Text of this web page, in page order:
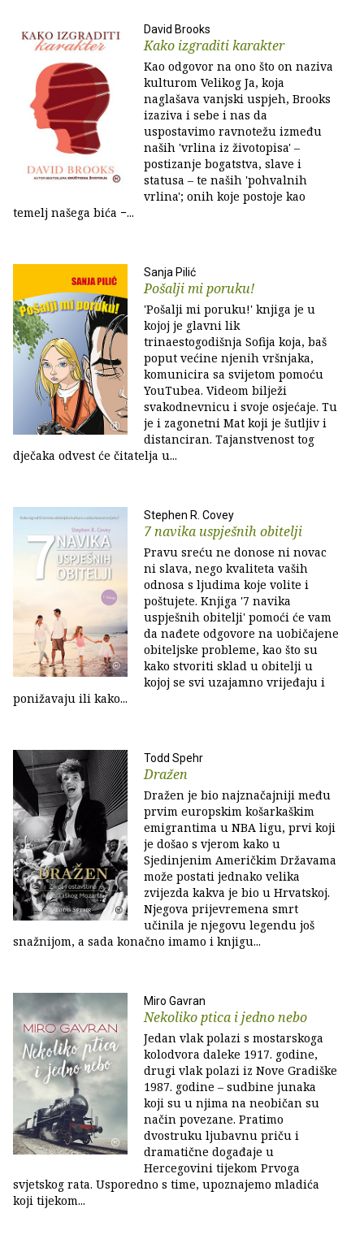
David Brooks
Kako izgraditi karakter
Kao odgovor na ono što on naziva
kulturom Velikog Ja, koja
naglašava vanjski uspjeh, Brooks
izaziva i sebe i nas da
uspostavimo ravnotežu između
naših 'vrlina iz životopisa' –
postizanje bogatstva, slave i
statusa – te naših 'pohvalnih
vrlina'; onih koje postoje kao
temelj našega bića −...
Sanja Pilić
Pošalji mi poruku!
'Pošalji mi poruku!' knjiga je u
kojoj je glavni lik
trinaestogodišnja Sofija koja, baš
poput većine njenih vršnjaka,
komunicira sa svijetom pomoću
YouTubea. Videom bilježi
svakodnevnicu i svoje osjećaje. Tu
je i zagonetni Mat koji je šutljiv i
distanciran. Tajanstvenost tog
dječaka odvest će čitatelja u...
Stephen R. Covey
7 navika uspješnih obitelji
Pravu sreću ne donose ni novac
ni slava, nego kvaliteta vaših
odnosa s ljudima koje volite i
poštujete. Knjiga '7 navika
uspješnih obitelji' pomoći će vam
da nađete odgovore na uobičajene
obiteljske probleme, kao što su
kako stvoriti sklad u obitelji u
kojoj se svi uzajamno vrijeđaju i
ponižavaju ili kako...
Todd Spehr
Dražen
Dražen je bio najznačajniji među
prvim europskim košarkaškim
emigrantima u NBA ligu, prvi koji
je došao s vjerom kako u
Sjedinjenim Američkim Državama
može postati jednako velika
zvijezda kakva je bio u Hrvatskoj.
Njegova prijevremena smrt
učinila je njegovu legendu još
snažnijom, a sada konačno imamo i knjigu...
Miro Gavran
Nekoliko ptica i jedno nebo
Jedan vlak polazi s mostarskoga
kolodvora daleke 1917. godine,
drugi vlak polazi iz Nove Gradiške
1987. godine – sudbine junaka
koji su u njima na neobičan su
način povezane. Pratimo
dvostruku ljubavnu priču i
dramatične događaje u
Hercegovini tijekom Prvoga
svjetskog rata. Usporedno s time, upoznajemo mladića
koji tijekom...